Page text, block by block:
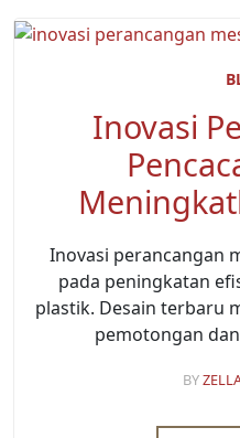
Inovasi
Inovasi perancangan
pada peningkatan
plastik. Desain terbaru
pemotongan
BY